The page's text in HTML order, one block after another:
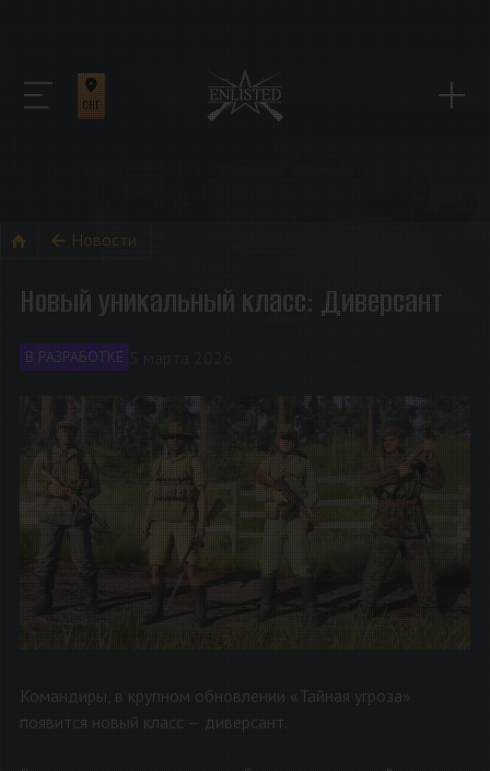
СНГ
Новости
Новый уникальный класс: Диверсант
В РАЗРАБОТКЕ 5 марта 2026
Командиры, в крупном обновлении «Тайная угроза»
появится новый класс — диверсант.